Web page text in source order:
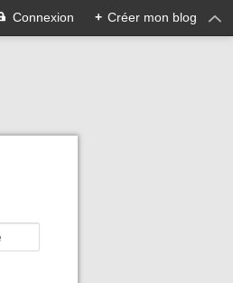
Connexion + Créer mon blog